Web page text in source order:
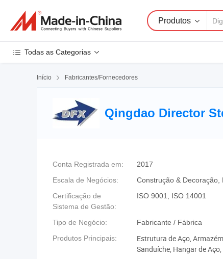
Produtos
Todas as Categorias
Início  Fabricantes/Fornecedores
Qingdao Director
Conta Registrada em:
2017
Escala de Negócios:
Construção &
Certificação de
Sistema de Gestão:
ISO 9001, ISO 14001
Tipo de Negócio:
Fabricante / Fábrica
Produtos Principais:
Estrutura de Aço,
Sanduíche, Hangar de